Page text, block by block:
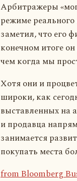
Арбитражеры
режиме
заметил, что его
конечном итоге
чем когда мы
Хотя они и
широки, как
выставленных на
и продавца
занимается
покупать места
from Bloomberg